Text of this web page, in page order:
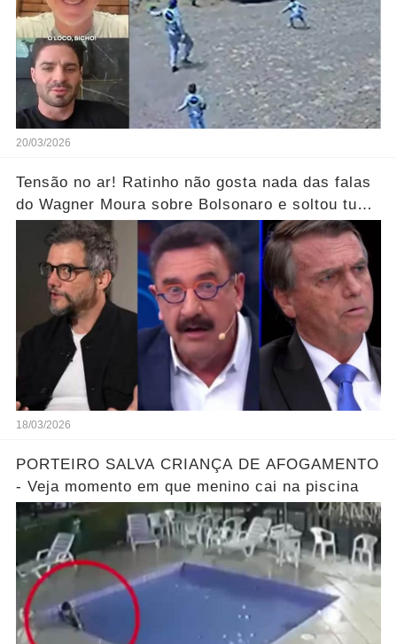
20/03/2026
Tensão no ar! Ratinho não gosta nada das falas
do Wagner Moura sobre Bolsonaro e soltou tudo
sem filtro.... Veja o vídeo
18/03/2026
PORTEIRO SALVA CRIANÇA DE AFOGAMENTO
- Veja momento em que menino cai na piscina